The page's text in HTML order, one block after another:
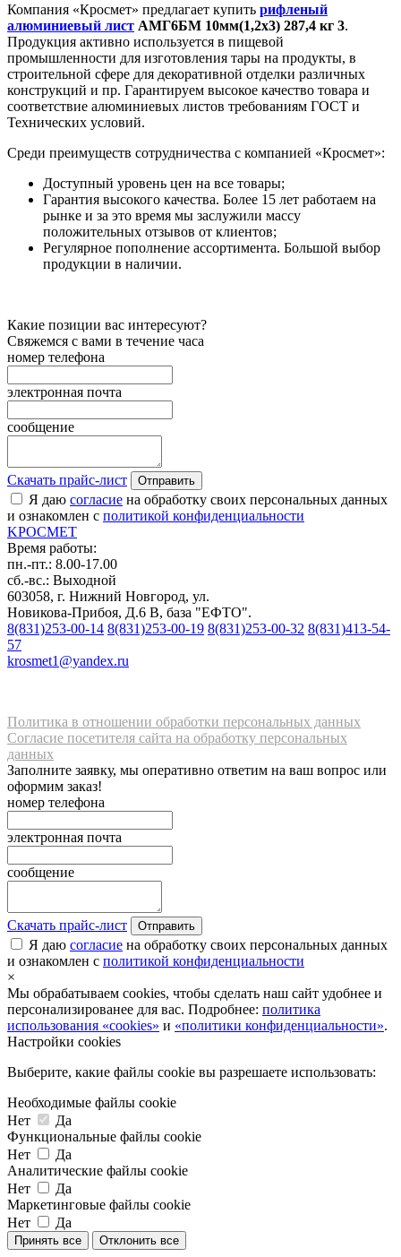
Компания «Кросмет» предлагает купить рифленый
алюминиевый лист АМГ6БМ 10мм(1,2х3) 287,4 кг 3.
Продукция активно используется в пищевой
промышленности для изготовления тары на продукты, в
строительной сфере для декоративной отделки различных
конструкций и пр. Гарантируем высокое качество товара и
соответствие алюминиевых листов требованиям ГОСТ и
Технических условий.
Среди преимуществ сотрудничества с компанией «Кросмет»:
Доступный уровень цен на все товары;
Гарантия высокого качества. Более 15 лет работаем на
рынке и за это время мы заслужили массу
положительных отзывов от клиентов;
Регулярное пополнение ассортимента. Большой выбор
продукции в наличии.
Какие позиции вас интересуют?
Свяжемся с вами в течение часа
номер телефона
электронная почта
сообщение
Скачать прайс-лист Отправить
Я даю согласие на обработку своих персональных данных
и ознакомлен с политикой конфиденциальности
KРОСМЕТ
Время работы:
пн.-пт.: 8.00-17.00
сб.-вс.: Выходной
603058, г. Нижний Новгород, ул.
Новикова-Прибоя, Д.6 В, база "ЕФТО".
8(831)253-00-14 8(831)253-00-19 8(831)253-00-32 8(831)413-54-
57
krosmet1@yandex.ru
Политика в отношении обработки персональных данных
Согласие посетителя сайта на обработку персональных
данных
Заполните заявку, мы оперативно ответим на ваш вопрос или
оформим заказ!
номер телефона
электронная почта
сообщение
Скачать прайс-лист Отправить
Я даю согласие на обработку своих персональных данных
и ознакомлен с политикой конфиденциальности
×
Мы обрабатываем cookies, чтобы сделать наш сайт удобнее и
персонализированее для вас. Подробнее: политика
использования «cookies» и «политики конфиденциальности».
Настройки cookies
Выберите, какие файлы cookie вы разрешаете использовать:
Необходимые файлы cookie
Нет
Да
Функциональные файлы cookie
Нет
Да
Аналитические файлы cookie
Нет
Да
Маркетинговые файлы cookie
Нет
Да
Принять все Отклонить все